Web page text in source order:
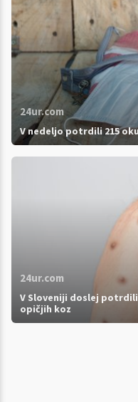
24ur.com
V nedeljo potrdili 215
24ur.com
V Sloveniji doslej
opičjih koz